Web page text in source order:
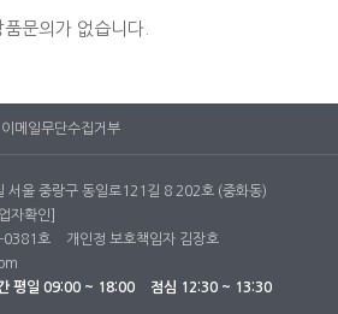
품문의가 없습니다.
이메일무단수집거부
서울 중랑구 동일로121길 8 202호 (중화동)
자확인]
0381호
개인정 보호책임자 김장호
평일 09:00 ~ 18:00
점심 12:30 ~ 13:30